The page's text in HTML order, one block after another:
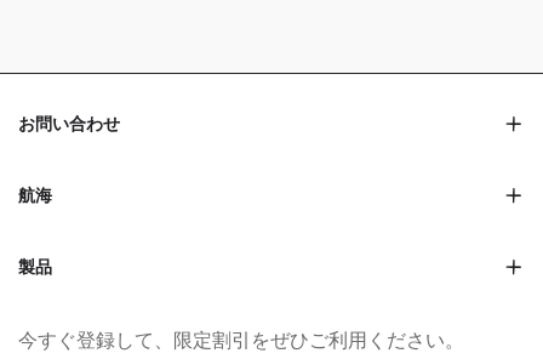
お問い合わせ
航海
製品
今すぐ登録して、限定割引をぜひご利用ください。